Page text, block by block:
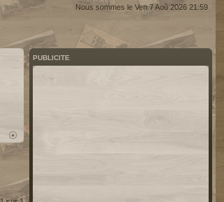
Nous sommes le Ven 7 Aoû 2026 21:59
PUBLICITE